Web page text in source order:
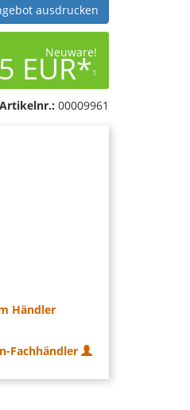
ausdrucken
Neuware!
EUR*1
Artikelnr.: 00009961
Händler
Fachhändler